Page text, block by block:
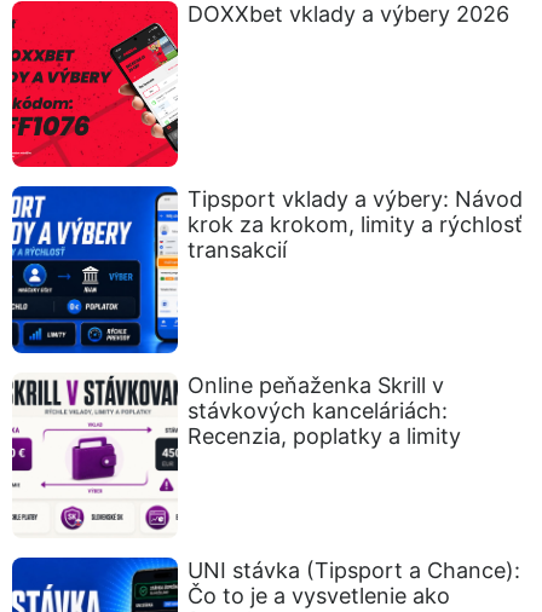
DOXXbet vklady a výbery 2026
Tipsport vklady a výbery: Návod
krok za krokom, limity a rýchlosť
transakcií
Online peňaženka Skrill v
stávkových kanceláriách:
Recenzia, poplatky a limity
UNI stávka (Tipsport a Chance):
Čo to je a vysvetlenie ako